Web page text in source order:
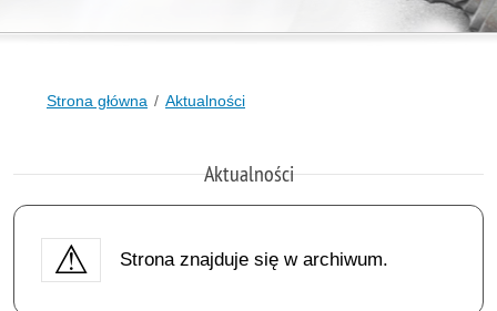
Strona główna Aktualności
Aktualności
Strona znajduje się w archiwum.